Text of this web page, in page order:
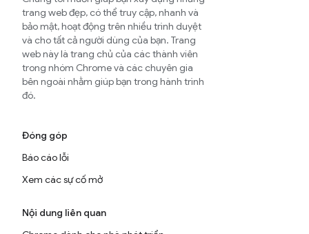
trang web đẹp, có thể truy cập, nhanh và
bảo mật, hoạt động trên nhiều trình duyệt
và cho tất cả người dùng của bạn. Trang
web này là trang chủ của các thành viên
trong nhóm Chrome và các chuyên gia
bên ngoài nhằm giúp bạn trong hành trình
đó.
Đóng góp
Báo cáo lỗi
Xem các sự cố mở
Nội dung liên quan